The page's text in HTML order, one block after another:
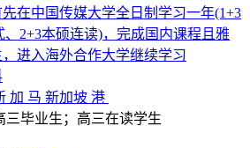
在中国传媒大学全日制学习一年(1+3
、2+3本硕连读)，完成国内课程且雅
进入海外合作大学继续学习
加 马 新加坡 港
三毕业生；高三在读学生